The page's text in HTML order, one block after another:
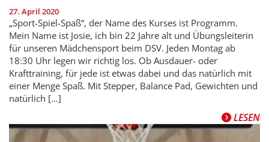
27. April 2020
„Sport-Spiel-Spaß“, der Name des Kurses ist Programm.
Mein Name ist Josie, ich bin 22 Jahre alt und Übungsleiterin
für unseren Mädchensport beim DSV. Jeden Montag ab
18:30 Uhr legen wir richtig los. Ob Ausdauer- oder
Krafttraining, für jede ist etwas dabei und das natürlich mit
einer Menge Spaß. Mit Stepper, Balance Pad, Gewichten und
natürlich […]
LESEN